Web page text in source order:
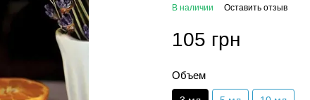
В наличии Оставить отзыв
105 грн
Объем